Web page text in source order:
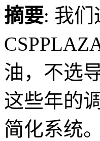
摘要: 我
油，不选
这些年的
简化系